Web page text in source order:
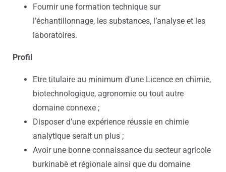
Fournir une formation technique sur
l’échantillonnage, les substances, l’analyse et les
laboratoires.
Profil
Etre titulaire au minimum d’une Licence en chimie,
biotechnologique, agronomie ou tout autre
domaine connexe ;
Disposer d’une expérience réussie en chimie
analytique serait un plus ;
Avoir une bonne connaissance du secteur agricole
burkinabè et régionale ainsi que du domaine